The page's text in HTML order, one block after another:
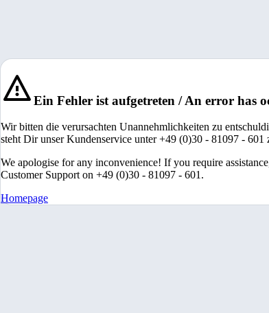
Ein Fehler ist aufgetreten / An error has
Wir bitten die verursachten Unannehmlichkeiten zu
steht Dir unser Kundenservice unter +49 (0)30 - 81097 - 601
We apologise for any inconvenience! If you require
Customer Support on +49 (0)30 - 81097 - 601.
Homepage